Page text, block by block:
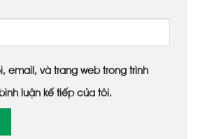
email, và trang web trong trình
luận kế tiếp của tôi.